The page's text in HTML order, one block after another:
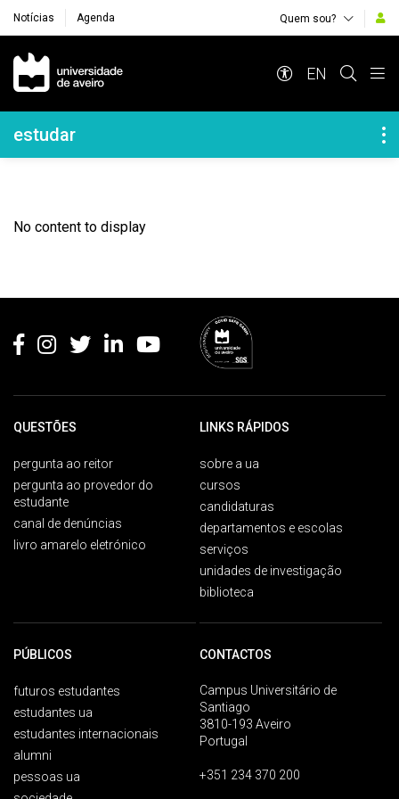
Notícias Agenda Quem sou?
Navegação Principal
EN
Navegação Lateral
estudar
No content to display
QUESTÕES
pergunta ao reitor
pergunta ao provedor do
estudante
canal de denúncias
livro amarelo eletrónico
LINKS RÁPIDOS
sobre a ua
cursos
candidaturas
departamentos e escolas
serviços
unidades de investigação
biblioteca
PÚBLICOS
futuros estudantes
estudantes ua
estudantes internacionais
alumni
pessoas ua
CONTACTOS
Campus Universitário de
Santiago
3810-193 Aveiro
Portugal
+351 234 370 200